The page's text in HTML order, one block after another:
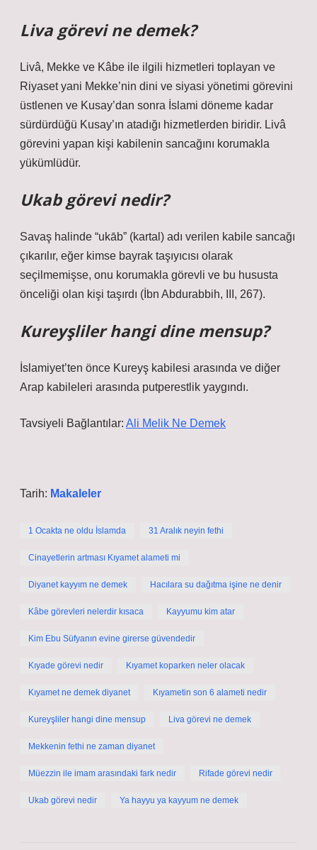
Liva görevi ne demek?
Livâ, Mekke ve Kâbe ile ilgili hizmetleri toplayan ve
Riyaset yani Mekke’nin dini ve siyasi yönetimi görevini
üstlenen ve Kusay’dan sonra İslami döneme kadar
sürdürdüğü Kusay’ın atadığı hizmetlerden biridir. Livâ
görevini yapan kişi kabilenin sancağını korumakla
yükümlüdür.
Ukab görevi nedir?
Savaş halinde “ukāb” (kartal) adı verilen kabile sancağı
çıkarılır, eğer kimse bayrak taşıyıcısı olarak
seçilmemişse, onu korumakla görevli ve bu hususta
önceliği olan kişi taşırdı (İbn Abdurabbih, III, 267).
Kureyşliler hangi dine mensup?
İslamiyet’ten önce Kureyş kabilesi arasında ve diğer
Arap kabileleri arasında putperestlik yaygındı.
Tavsiyeli Bağlantılar: Ali Melik Ne Demek
Tarih: Makaleler
1 Ocakta ne oldu İslamda 31 Aralık neyin fethi
Cinayetlerin artması Kıyamet alameti mi
Diyanet kayyım ne demek Hacılara su dağıtma işine ne denir
Kâbe görevleri nelerdir kısaca Kayyumu kim atar
Kim Ebu Süfyanın evine girerse güvendedir
Kıyade görevi nedir Kıyamet koparken neler olacak
Kıyamet ne demek diyanet Kıyametin son 6 alameti nedir
Kureyşliler hangi dine mensup Liva görevi ne demek
Mekkenin fethi ne zaman diyanet
Müezzin ile imam arasındaki fark nedir Rifade görevi nedir
Ukab görevi nedir Ya hayyu ya kayyum ne demek